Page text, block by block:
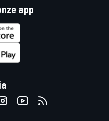
app